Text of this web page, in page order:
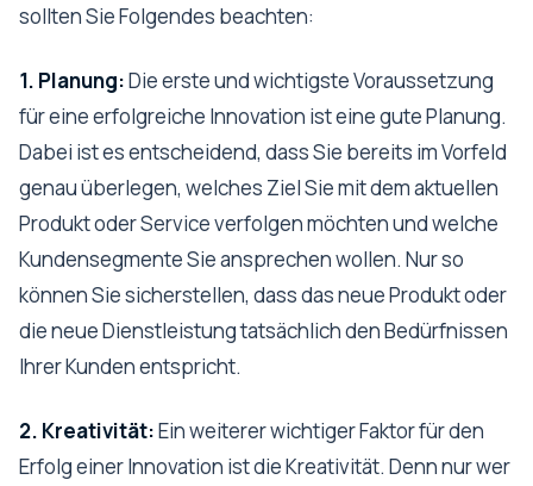
sollten Sie Folgendes beachten:
1. Planung:Die erste und wichtigste Voraussetzung
für eine erfolgreiche Innovation ist eine gute Planung.
Dabei ist es entscheidend, dass Sie bereits im Vorfeld
genau überlegen, welches Ziel Sie mit dem aktuellen
Produkt oder Service verfolgen möchten und welche
Kundensegmente Sie ansprechen wollen. Nur so
können Sie sicherstellen, dass das neue Produkt oder
die neue Dienstleistung tatsächlich den Bedürfnissen
Ihrer Kunden entspricht.
2. Kreativität:Ein weiterer wichtiger Faktor für den
Erfolg einer Innovation ist die Kreativität. Denn nur wer